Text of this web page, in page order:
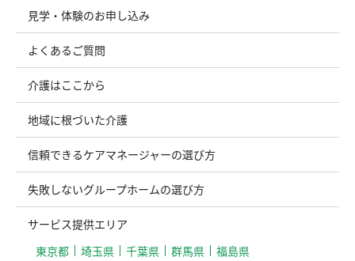
見学・体験のお申し込み
よくあるご質問
介護はここから
地域に根づいた介護
信頼できるケアマネージャーの選び方
失敗しないグループホームの選び方
サービス提供エリア
東京都
埼玉県 千葉県 群馬県 福島県